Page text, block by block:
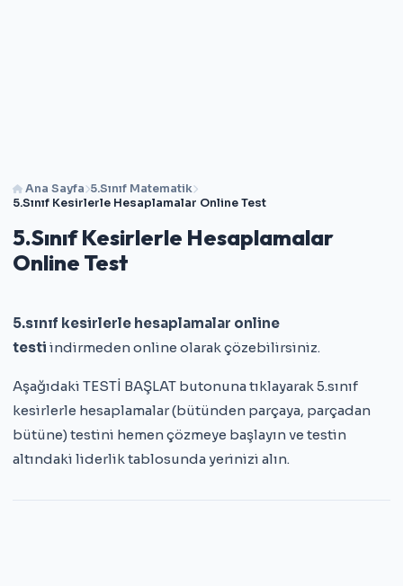
Ana Sayfa 5.Sınıf Matematik
5.Sınıf Kesirlerle Hesaplamalar Online Test
5.Sınıf Kesirlerle Hesaplamalar
Online Test
5.sınıf kesirlerle hesaplamalar online
testi indirmeden online olarak çözebilirsiniz.
Aşağıdaki TESTİ BAŞLAT butonuna tıklayarak 5.sınıf
kesirlerle hesaplamalar (bütünden parçaya, parçadan
bütüne) testini hemen çözmeye başlayın ve testin
altındaki liderlik tablosunda yerinizi alın.